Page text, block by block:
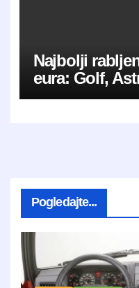
Najbolji
eura: Golf,
Pogledajte...